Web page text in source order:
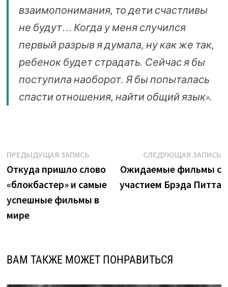
взаимопонимания, то дети счастливы
не будут… Когда у меня случился
первый разрыв я думала, ну как же так,
ребенок будет страдать. Сейчас я бы
поступила наоборот. Я бы попыталась
спасти отношения, найти общий язык».
Навигация
по
записям
ПРЕДЫДУЩАЯ ЗАПИСЬПредыдущая
запись:
Откуда пришло слово
«блокбастер» и самые
успешные фильмы в
мире
СЛЕДУЮЩАЯ ЗАПИСЬ
Ожидаемые фильмы с
участием Брэда Питта
ВАМ ТАКЖЕ МОЖЕТ ПОНРАВИТЬСЯ